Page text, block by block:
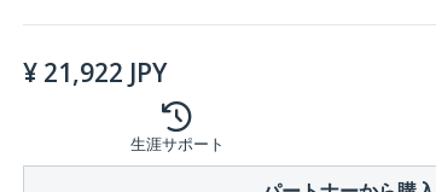
¥ 21,922 JPY
生涯サポート